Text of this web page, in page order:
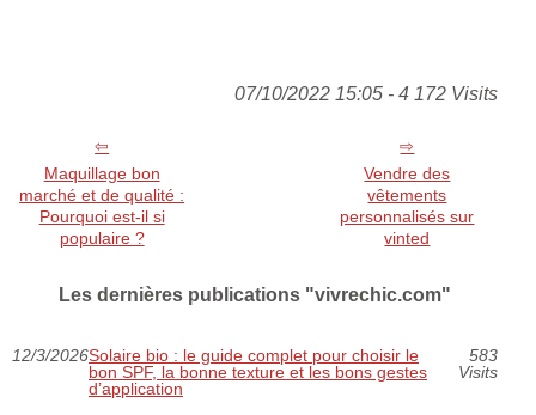
07/10/2022 15:05 - 4 172 Visits
Maquillage bon
marché et de qualité :
Pourquoi est-il si
populaire ?
Vendre des
vêtements
personnalisés sur
vinted
Les dernières publications "vivrechic.com"
12/3/2026Solaire bio : le guide complet pour choisir le
bon SPF, la bonne texture et les bons gestes
d’application
583
Visits